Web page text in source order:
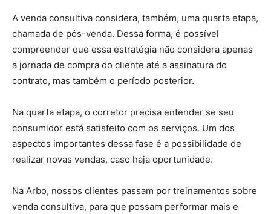
A venda consultiva considera, também, uma quarta etapa,
chamada de pós-venda. Dessa forma, é possível
compreender que essa estratégia não considera apenas
a jornada de compra do cliente até a assinatura do
contrato, mas também o período posterior.
Na quarta etapa, o corretor precisa entender se seu
consumidor está satisfeito com os serviços. Um dos
aspectos importantes dessa fase é a possibilidade de
realizar novas vendas, caso haja oportunidade.
Na Arbo, nossos clientes passam por treinamentos sobre
venda consultiva, para que possam performar mais e